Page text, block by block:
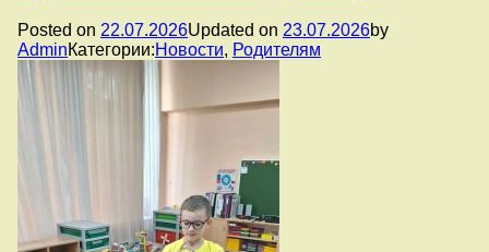
Posted on 22.07.2026Updated on 23.07.2026by
AdminКатегории:Новости, Родителям